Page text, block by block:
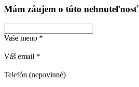
Mám záujem o túto nehnuteľnosť
Vaše meno *
Váš email *
Telefón (nepovinné)